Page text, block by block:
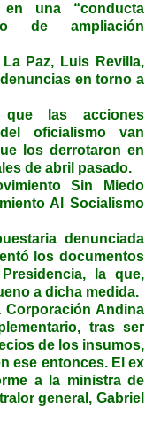
una “conducta
de ampliación
Paz, Luis Revilla,
en torno a
que las acciones
oficialismo van
los derrotaron en
de abril pasado.
Sin Miedo
Al Socialismo
denunciada
los documentos
la que,
a dicha medida.
Corporación Andina
tras ser
de los insumos,
ese entonces. El ex
a la ministra de
general, Gabriel